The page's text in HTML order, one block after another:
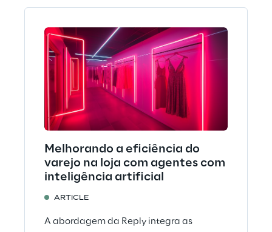
Melhorando a eficiência do
varejo na loja com agentes com
inteligência artificial
ARTICLE
A abordagem da Reply integra as